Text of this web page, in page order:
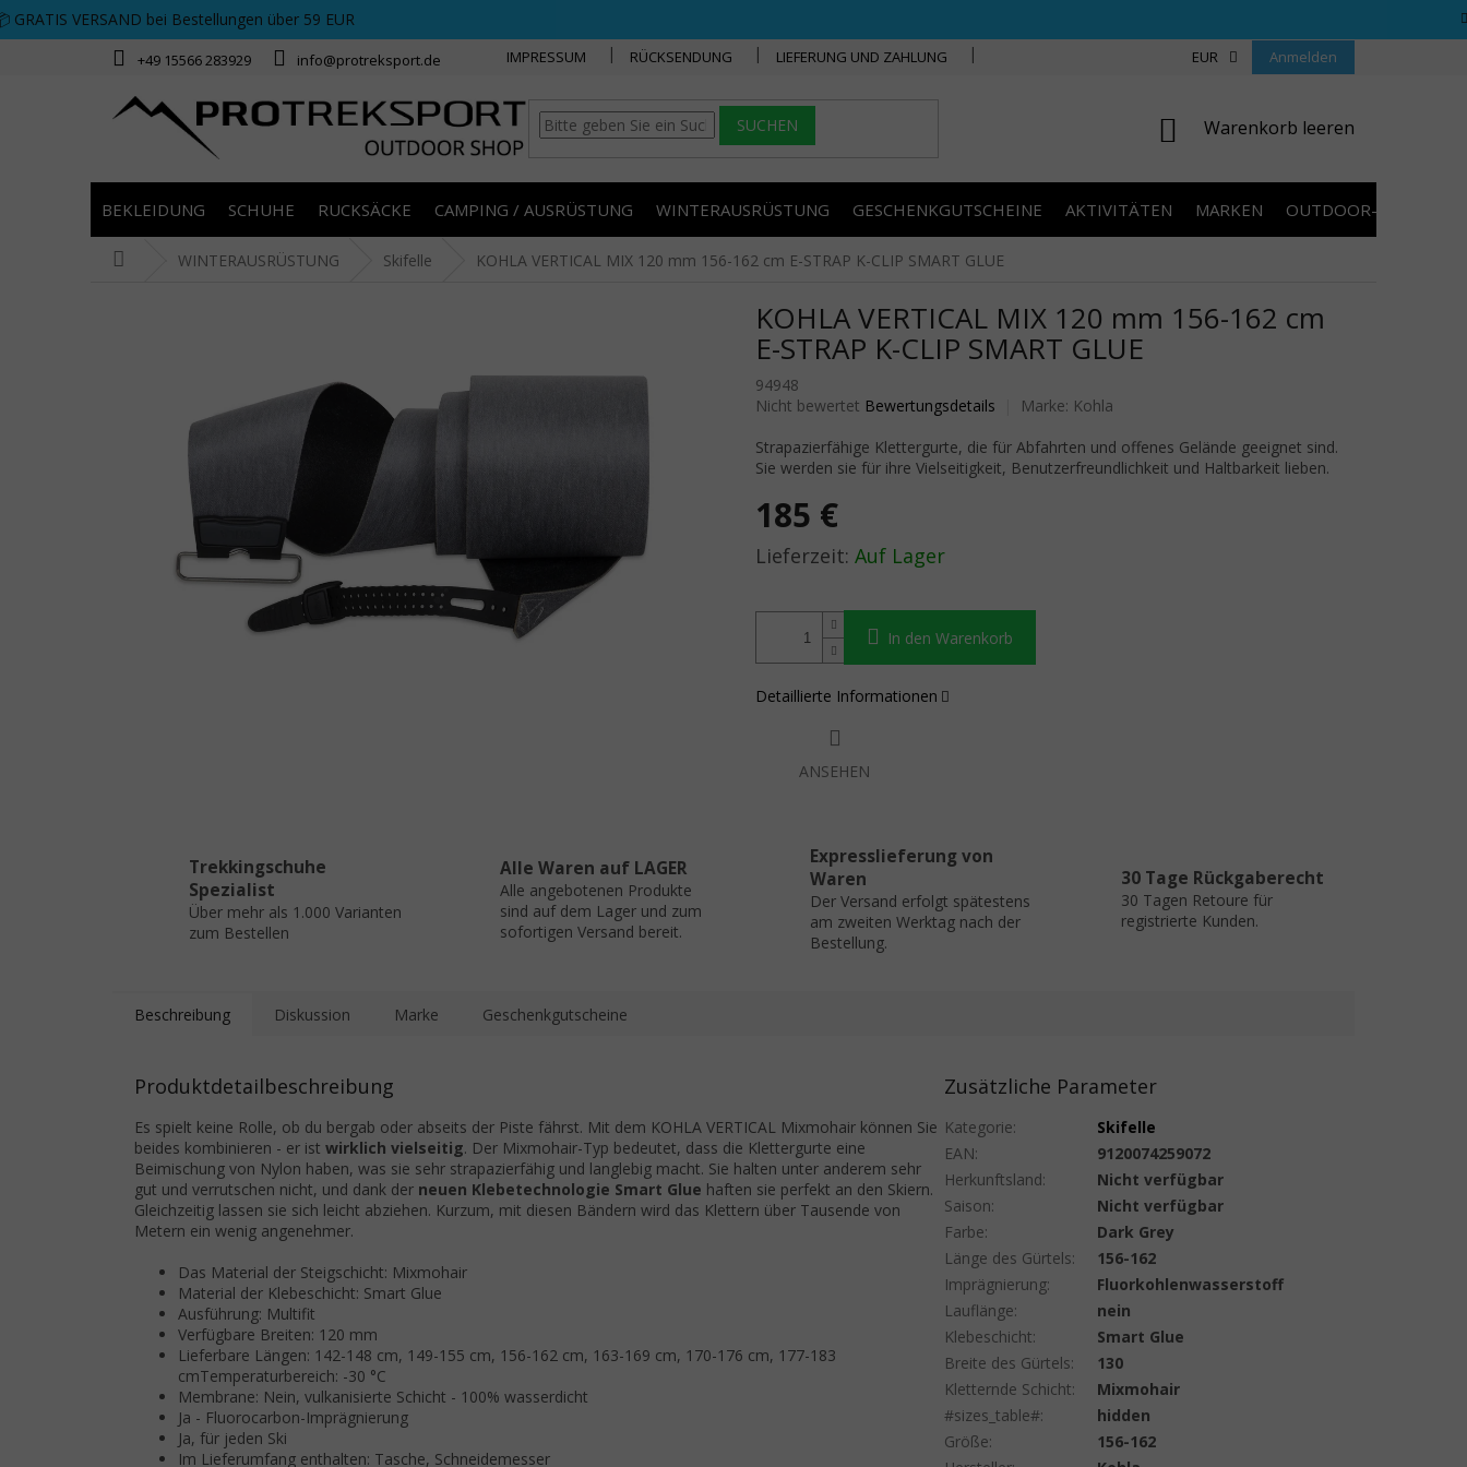
Zum Inhalt springen
GRATIS VERSAND bei Bestellungen über 59 EUR
+49 15566 283929 info@protreksport.de IMPRESSUM RÜCKSENDUNG LIEFERUNG UND ZAHLUNG ÜBER UNS COOKIES
EUR Anmelden
SUCHEN WARENKORB
Warenkorb leeren
BEKLEIDUNG SCHUHE RUCKSÄCKE CAMPING / AUSRÜSTUNG WINTERAUSRÜSTUNG GESCHENKGUTSCHEINE AKTIVITÄTEN MARKEN OUTDOOR-
StartseiteWINTERAUSRÜSTUNG Skifelle KOHLA VERTICAL MIX 120 mm 156-162 cm E-STRAP K-CLIP SMART GLUE
KOHLA VERTICAL MIX 120 mm 156-162 cm
E-STRAP K-CLIP SMART GLUE
94948
Die durchschnittliche Produktbewertung ist 0,0 von 5 Sternen.
Nicht bewertet Bewertungsdetails Marke: Kohla
185 €
Verkaufspreis: Auf Lager
In den Warenkorb
Strapazierfähige Klettergurte, die für Abfahrten und offenes Gelände geeignet sind.
Sie werden sie für ihre Vielseitigkeit, Benutzerfreundlichkeit und Haltbarkeit lieben.
Detaillierte Informationen
ANSEHEN
Trekkingschuhe
Spezialist
Über mehr als 1.000 Varianten
zum Bestellen
Alle Waren auf LAGER
Alle angebotenen Produkte
sind auf dem Lager und zum
sofortigen Versand bereit.
Expresslieferung von
Waren
Der Versand erfolgt spätestens
am zweiten Werktag nach der
Bestellung.
30 Tage Rückgaberecht
30 Tagen Retoure für
registrierte Kunden.
Beschreibung Diskussion Marke Geschenkgutscheine
Produktdetailbeschreibung
Es spielt keine Rolle, ob du bergab oder abseits der Piste fährst. Mit dem KOHLA VERTICAL Mixmohair können Sie
beides kombinieren - er ist wirklich vielseitig. Der Mixmohair-Typ bedeutet, dass die Klettergurte eine
Beimischung von Nylon haben, was sie sehr strapazierfähig und langlebig macht. Sie halten unter anderem sehr
gut und verrutschen nicht, und dank der neuen Klebetechnologie Smart Glue haften sie perfekt an den Skiern.
Gleichzeitig lassen sie sich leicht abziehen. Kurzum, mit diesen Bändern wird das Klettern über Tausende von
Metern ein wenig angenehmer.
Das Material der Steigschicht: Mixmohair
Material der Klebeschicht: Smart Glue
Ausführung: Multifit
Verfügbare Breiten: 120 mm
Lieferbare Längen: 142-148 cm, 149-155 cm, 156-162 cm, 163-169 cm, 170-176 cm, 177-183
cmTemperaturbereich: -30 °C
Membrane: Nein, vulkanisierte Schicht - 100% wasserdicht
Ja - Fluorocarbon-Imprägnierung
Ja, für jeden Ski
Im Lieferumfang enthalten: Tasche, Schneidemesser
Zusätzliche Parameter
Kategorie:
Skifelle
EAN:
9120074259072
Herkunftsland:
Nicht verfügbar
Saison:
Nicht verfügbar
Farbe:
Dark Grey
Länge des Gürtels:
156-162
Imprägnierung:
Fluorkohlenwasserstoff
Lauflänge:
nein
Klebeschicht:
Smart Glue
Breite des Gürtels:
130
Kletternde Schicht:
Mixmohair
#sizes_table#:
hidden
Größe:
156-162